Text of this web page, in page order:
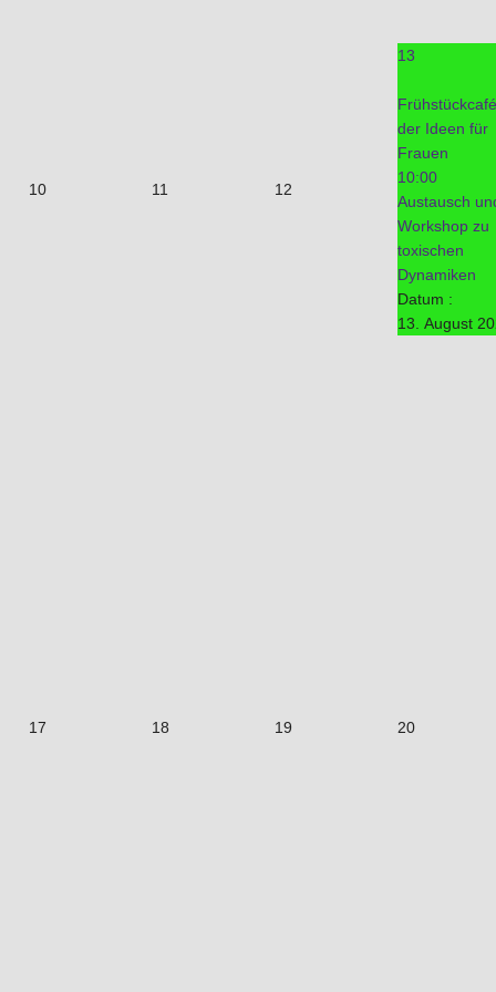
10 11 12
13
Frühstückcafé
der Ideen für
Frauen
10:00
Austausch
Workshop zu
toxischen
Dynamiken
Datum :
13. August
17 18 19 20